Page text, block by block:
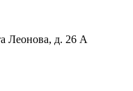
Леонова, д. 26 А